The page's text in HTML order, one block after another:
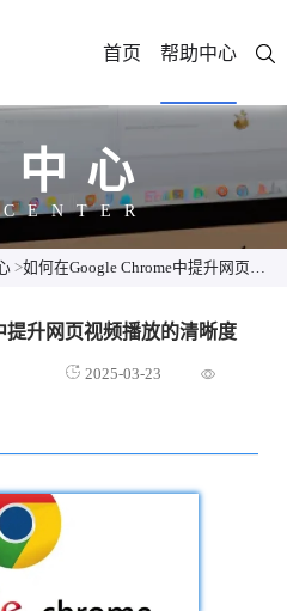
首页 帮助中心
心
>如何在Google Chrome中提升网页视频播放的清晰度
提升网页视频播放的清晰度
2025-03-23